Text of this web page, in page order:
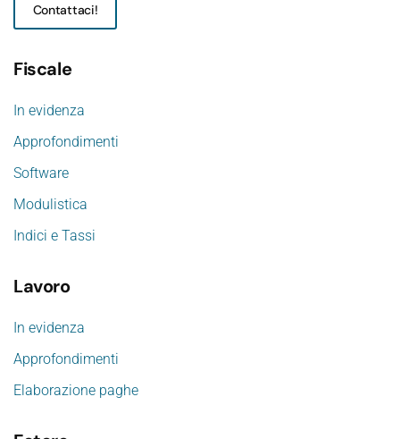
Contattaci!
Fiscale
In evidenza
Approfondimenti
Software
Modulistica
Indici e Tassi
Lavoro
In evidenza
Approfondimenti
Elaborazione paghe